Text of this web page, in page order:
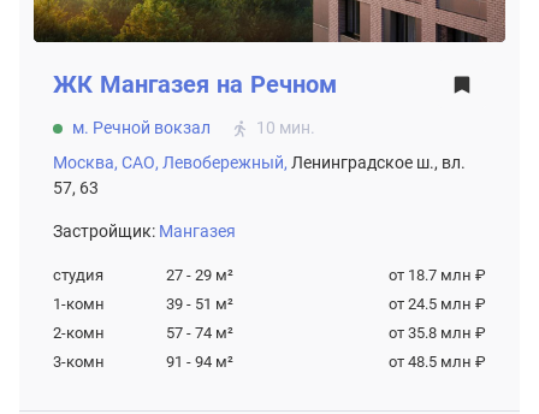
ЖК Мангазея на Речном
м. Речной вокзал
10 мин.
Москва, САО, Левобережный, Ленинградское ш., вл.
57, 63
Застройщик: Мангазея
студия 27 - 29 м²
от 18.7 млн ₽
1-комн
39 - 51 м²
от 24.5 млн ₽
2-комн
57 - 74 м²
от 35.8 млн ₽
3-комн
91 - 94 м² от 48.5 млн ₽